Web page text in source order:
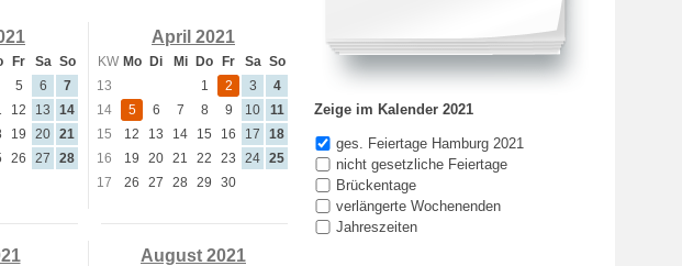
Fr Sa So
5 6
7
12 13
14
19 20 21
26 27
28
April 2021
KW Mo Di Mi Do Fr Sa So
13
1 2 3
4
14
5 6 7 8 9 10
11
15
12 13 14 15 16 17
18
16
19 20 21 22 23 24 25
17
26 27 28 29 30
August 2021
Zeige im Kalender 2021
ges. Feiertage Hamburg 2021
nicht gesetzliche Feiertage
Brückentage
verlängerte Wochenenden
Jahreszeiten